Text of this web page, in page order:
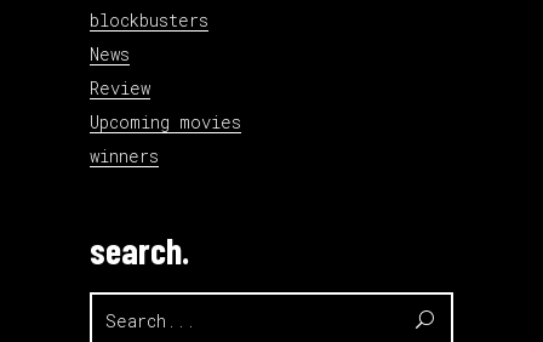
blockbusters
News
Review
Upcoming movies
winners
search.
for: